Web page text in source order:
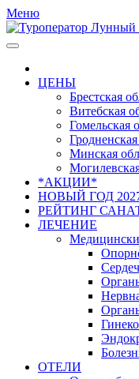
Меню
ЦЕНЫ
Брестская
Витебская
Гомельская
Минская
*АКЦИИ*
НОВЫЙ ГОД
РЕЙТИНГ
ЛЕЧЕНИЕ
ОТЕЛИ